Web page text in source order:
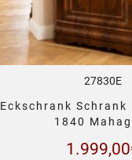
27830E
Eckschrank Schrank
1840
1.999,00